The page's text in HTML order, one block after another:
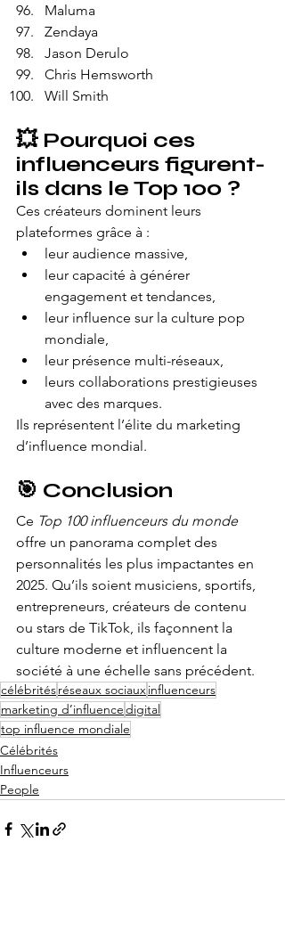
Maluma
Zendaya
Jason Derulo
Chris Hemsworth
Will Smith
💥 Pourquoi ces
influenceurs figurent-
ils dans le Top 100 ?
Ces créateurs dominent leurs
plateformes grâce à :
leur audience massive,
leur capacité à générer
engagement et tendances,
leur influence sur la culture pop
mondiale,
leur présence multi-réseaux,
leurs collaborations prestigieuses
avec des marques.
Ils représentent l’élite du marketing
d’influence mondial.
🎯 Conclusion
Ce Top 100 influenceurs du monde
offre un panorama complet des
personnalités les plus impactantes en
2025. Qu’ils soient musiciens, sportifs,
entrepreneurs, créateurs de contenu
ou stars de TikTok, ils façonnent la
culture moderne et influencent la
société à une échelle sans précédent.
célébritésréseaux sociaux influenceurs
marketing d’influencedigital
top influence mondiale
Célébrités
Influenceurs
People